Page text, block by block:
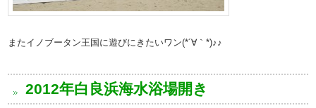
またイノブータン王国に遊びにきたいワン(*´∀｀*)♪♪
2012年白良浜海水浴場開き